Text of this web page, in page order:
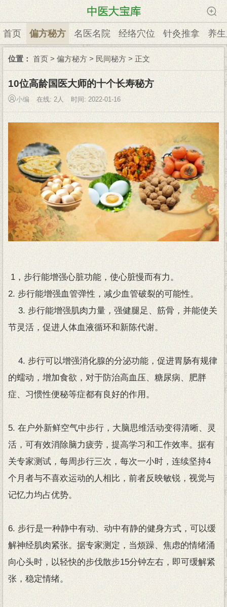
首页 偏方秘方 名医名院 经络穴位 针灸推拿 养
位置： 首页 > 偏方秘方 > 民间秘方 > 正文
10位高龄国医大师的十个长寿秘方
小编 在线: 2人 时间: 2022-01-16
1，步行能增强心脏功能，使心脏慢而有力。
2. 步行能增强血管弹性，减少血管破裂的可能性。
3. 步行能增强肌肉力量，强健腿足、筋骨，并能使关
节灵活，促进人体血液循环和新陈代谢。
4. 步行可以增强消化腺的分泌功能，促进胃肠有规律
的蠕动，增加食欲，对于防治高血压、糖尿病、肥胖
症、习惯性便秘等症都有良好的作用。
5. 在户外新鲜空气中步行，大脑思维活动变得清晰、灵
活，可有效消除脑力疲劳，提高学习和工作效率。据有
关专家测试，每周步行三次，每次一小时，连续坚持4
个月者与不喜欢运动的人相比，前者反映敏锐，视觉与
记忆力均占优势。
6. 步行是一种静中有动、动中有静的健身方式，可以缓
解神经肌肉紧张。据专家测定，当烦躁、焦虑的情绪涌
向心头时，以轻快的步伐散步15分钟左右，即可缓解紧
张，稳定情绪。